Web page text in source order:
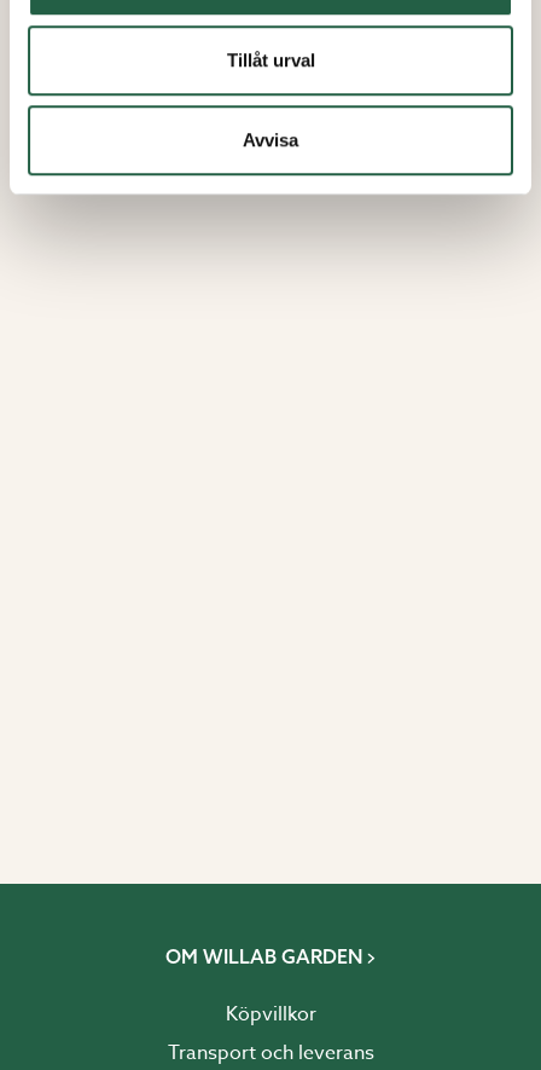
Tillåt urval
Avvisa
OM WILLAB GARDEN
Köpvillkor
Transport och leverans